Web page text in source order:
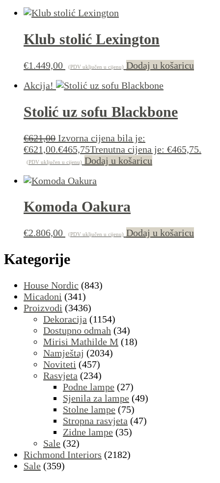
Klub stolić Lexington
€1.449,00 (PDV uključen u cijenu) Dodaj u košaricu
Akcija!
Stolić uz sofu Blackbone
€621,00 Izvorna cijena bila je:
€621,00.€465,75Trenutna cijena je: €465,75.
(PDV uključen u cijenu) Dodaj u košaricu
Komoda Oakura
€2.806,00 (PDV uključen u cijenu) Dodaj u košaricu
Kategorije
House Nordic (843)
Micadoni (341)
Proizvodi (3436)
Dekoracija (1154)
Dostupno odmah (34)
Mirisi Mathilde M (18)
Namještaj (2034)
Noviteti (457)
Rasvjeta (234)
Podne lampe (27)
Sjenila za lampe (49)
Stolne lampe (75)
Stropna rasvjeta (47)
Zidne lampe (35)
Sale (32)
Richmond Interiors (2182)
Sale (359)